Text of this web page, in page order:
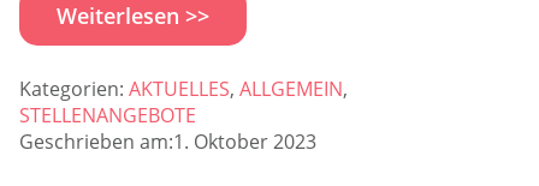
Weiterlesen >>
Kategorien: AKTUELLES, ALLGEMEIN,
STELLENANGEBOTE
Geschrieben am:1. Oktober 2023